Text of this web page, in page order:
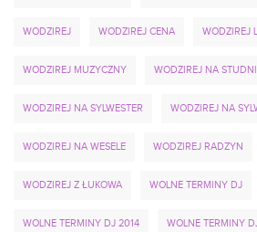
WODZIREJ WODZIREJ CENA WODZIREJ
WODZIREJ MUZYCZNY WODZIREJ NA
WODZIREJ NA SYLWESTER WODZIREJ NA
WODZIREJ NA WESELE WODZIREJ RADZYN
WODZIREJ Z ŁUKOWA WOLNE TERMINY DJ
WOLNE TERMINY DJ 2014 WOLNE TERMINY